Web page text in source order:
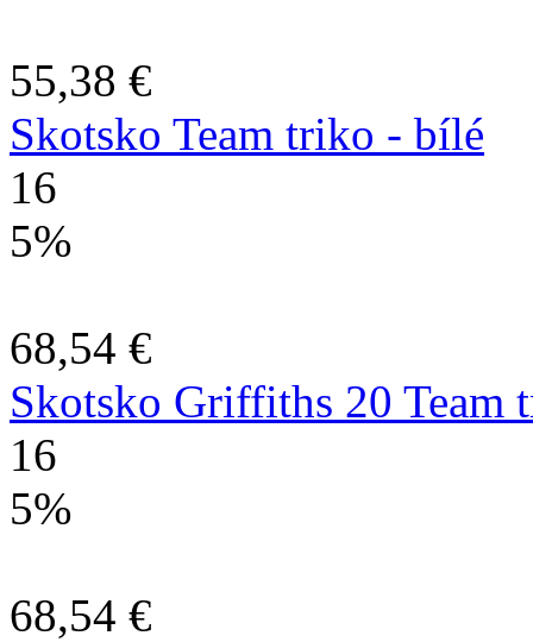
55,38 €
Skotsko Team triko - bílé
16
5%
68,54 €
Skotsko Griffiths 20 Team
16
5%
68,54 €